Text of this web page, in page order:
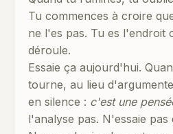
Tu commences à croire
ne l'es pas. Tu es l'endroit
déroule.
Essaie ça aujourd'hui.
tourne, au lieu
en silence : c'est une
l'analyse pas. N'essaie pas